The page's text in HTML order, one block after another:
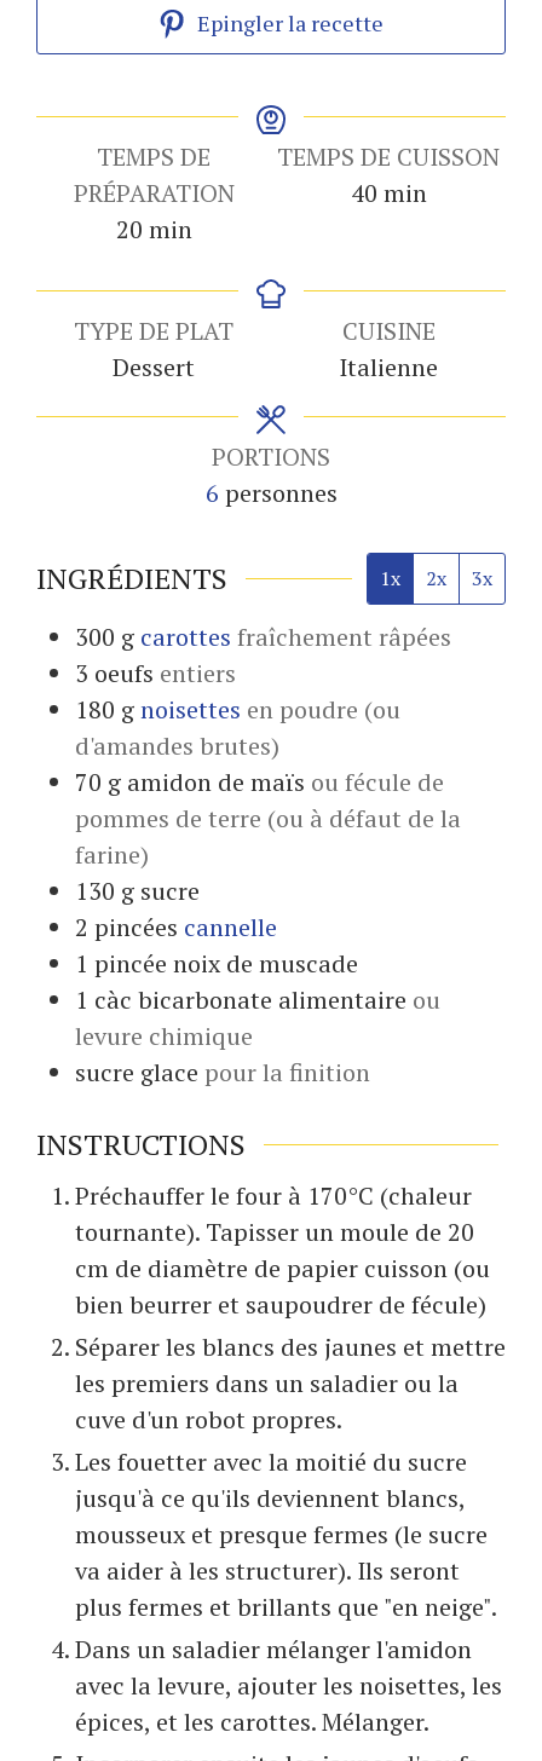
Epingler la recette
TEMPS DE
PRÉPARATION
20minutes
min
TEMPS DE CUISSON
40minutes
min
TYPE DE PLAT
Dessert
CUISINE
Italienne
PORTIONS
6 personnes
INGRÉDIENTS 1x 2x 3x
300 g carottes fraîchement râpées
3 oeufs entiers
180 gnoisettes en poudre (ou
d'amandes brutes)
70 g amidon de maïs ou fécule de
pommes de terre (ou à défaut de la
farine)
130 g sucre
2 pincées cannelle
1 pincée noix de muscade
1 càc bicarbonate alimentaire ou
levure chimique
sucre glace pour la finition
INSTRUCTIONS
Préchauffer le four à 170°C (chaleur
tournante). Tapisser un moule de 20
cm de diamètre de papier cuisson (ou
bien beurrer et saupoudrer de fécule)
Séparer les blancs des jaunes et mettre
les premiers dans un saladier ou la
cuve d'un robot propres.
Les fouetter avec la moitié du sucre
jusqu'à ce qu'ils deviennent blancs,
mousseux et presque fermes (le sucre
va aider à les structurer). Ils seront
plus fermes et brillants que "en neige".
Dans un saladier mélanger l'amidon
avec la levure, ajouter les noisettes, les
épices, et les carottes. Mélanger.